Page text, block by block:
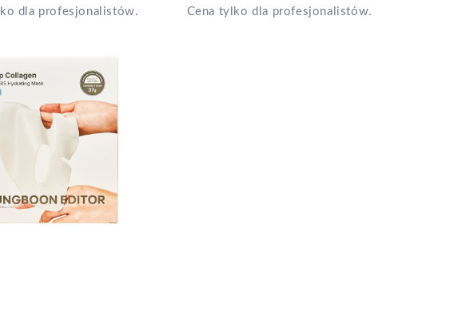
dla profesjonalistów. Cena tylko dla profesjonalistów.